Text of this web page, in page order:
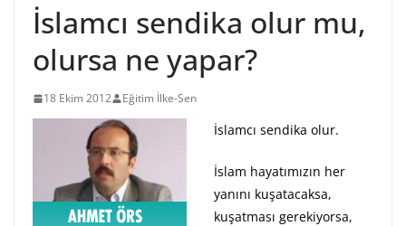
İslamcı sendika olur mu,
olursa ne yapar?
18 Ekim 2012 Eğitim İlke-Sen
İslamcı sendika olur.
İslam hayatımızın her
yanını kuşatacaksa,
kuşatması gerekiyorsa,